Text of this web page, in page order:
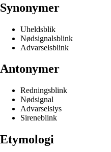
Synonymer
Uheldsblik
Nødsignalsblink
Advarselsblink
Antonymer
Redningsblink
Nødsignal
Advarselslys
Sireneblink
Etymologi